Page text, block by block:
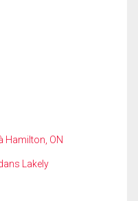
Hamilton, ON
Lakely